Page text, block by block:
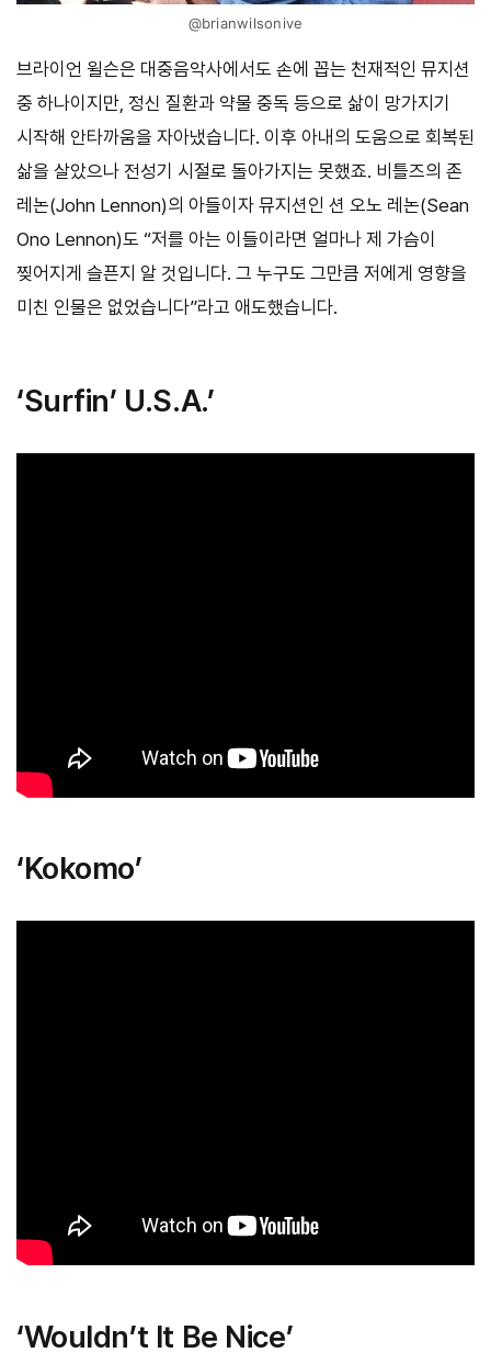
@brianwilsonive
브라이언 윌슨은 대중음악사에서도 손에 꼽는 천재적인 뮤지션
중 하나이지만, 정신 질환과 약물 중독 등으로 삶이 망가지기
시작해 안타까움을 자아냈습니다. 이후 아내의 도움으로 회복된
삶을 살았으나 전성기 시절로 돌아가지는 못했죠. 비틀즈의 존
레논(John Lennon)의 아들이자 뮤지션인 션 오노 레논(Sean
Ono Lennon)도 “저를 아는 이들이라면 얼마나 제 가슴이
찢어지게 슬픈지 알 것입니다. 그 누구도 그만큼 저에게 영향을
미친 인물은 없었습니다”라고 애도했습니다.
‘Surfin’ U.S.A.’
‘Kokomo’
‘Wouldn’t It Be Nice’